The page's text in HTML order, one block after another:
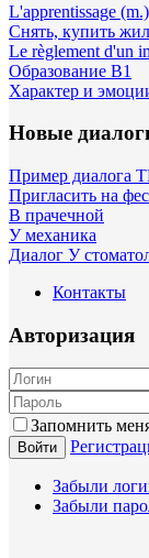
L'apprentissage
Снять, купить
Le règlement d'un
Образование B1
Характер и
Новые
Пример диалога
Пригласить на
В прачечной
У механика
Диалог У
Контакты
Авторизация
Запомнить
Войти
Забыли
Забыли